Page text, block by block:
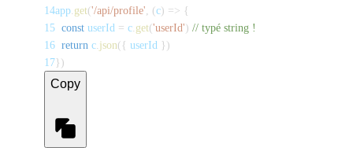
14app get('/api/profile' (c) => {
15 const userId = c get('userId') // typé string !
16 return c json( { userId } )
17} )
Copy